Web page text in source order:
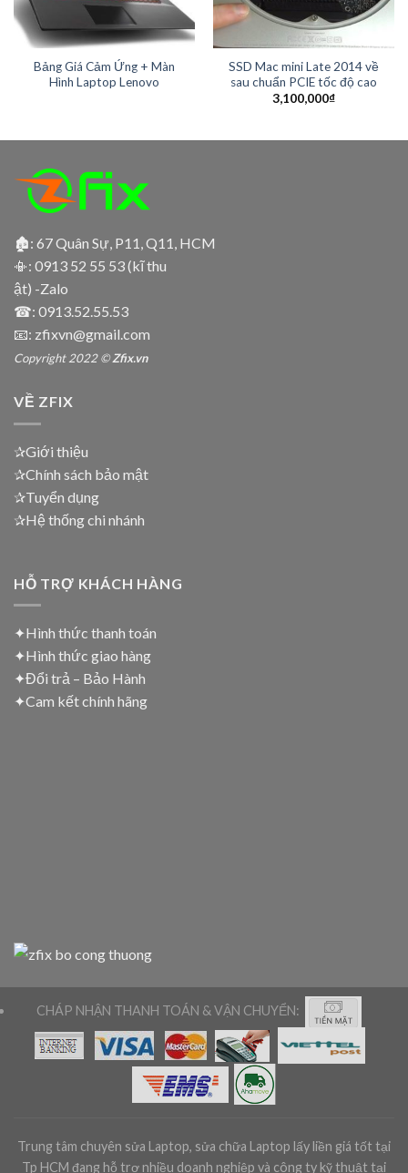
Bảng Giá Cảm Ứng + Màn
Hình Laptop Lenovo
SSD Mac mini Late 2014 về
sau chuẩn PCIE tốc độ cao
3,100,000₫
🏚: 67 Quân Sự, P11, Q11, HCM
📳: 0913 52 55 53 (kĩ thu
ật) -Zalo
☎: 0913.52.55.53
📧: zfixvn@gmail.com
Copyright 2022 ©Zfix.vn
VỀ ZFIX
✰Giới thiệu
✰Chính sách bảo mật
✰Tuyển dụng
✰Hệ thống chi nhánh
HỖ TRỢ KHÁCH HÀNG
✦Hình thức thanh toán
✦Hình thức giao hàng
✦Đổi trả – Bảo Hành
✦Cam kết chính hãng
CHÁP NHẬN THANH TOÁN & VẬN CHUYỂN:
Trung tâm chuyên sửa Laptop, sửa chữa Laptop lấy liền giá tốt tại
Tp HCM đang hỗ trợ nhiều doanh nghiệp và công ty kỹ thuật tại